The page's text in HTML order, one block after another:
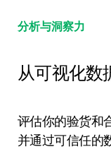
分析与洞察力
从可视化数
评估你的验货和
并通过可信任的